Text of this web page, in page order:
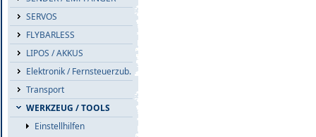
SERVOS
FLYBARLESS
LIPOS / AKKUS
Elektronik / Fernsteuerzub.
Transport
WERKZEUG / TOOLS
Einstellhilfen